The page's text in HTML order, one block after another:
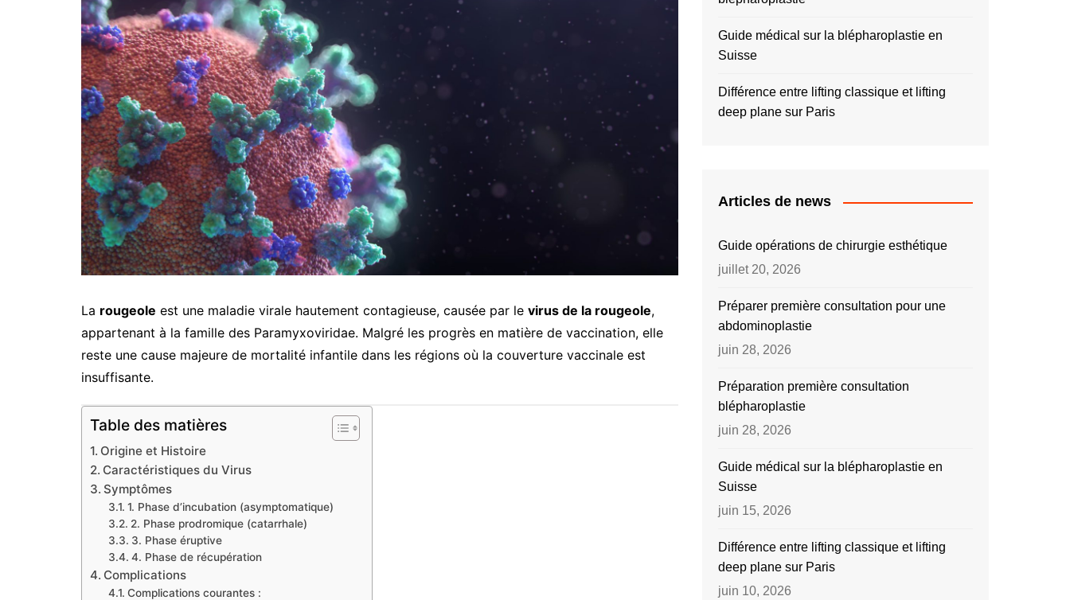
Comment se passe la
première consultation pour
une augmentation
mammaire ?
Les prothèses mammaires ?
Comment elles sont faîtes ?
La rougeole est une maladie virale hautement contagieuse, causée par le virus de la rougeole,
appartenant à la famille des Paramyxoviridae. Malgré les progrès en matière de vaccination, elle
reste une cause majeure de mortalité infantile dans les régions où la couverture vaccinale est
insuffisante.
Table des matières
Origine et Histoire
Caractéristiques du Virus
Symptômes
1. Phase d’incubation (asymptomatique)
2. Phase prodromique (catarrhale)
3. Phase éruptive
4. Phase de récupération
Complications
Complications courantes :
Guide médical sur la blépharoplastie en
Suisse
Différence entre lifting classique et lifting
deep plane sur Paris
Articles de news
Guide opérations de chirurgie esthétique
juillet 20, 2026
Préparer première consultation pour une
abdominoplastie
juin 28, 2026
Préparation première consultation
blépharoplastie
juin 28, 2026
Guide médical sur la blépharoplastie en
Suisse
juin 15, 2026
Différence entre lifting classique et lifting
deep plane sur Paris
juin 10, 2026